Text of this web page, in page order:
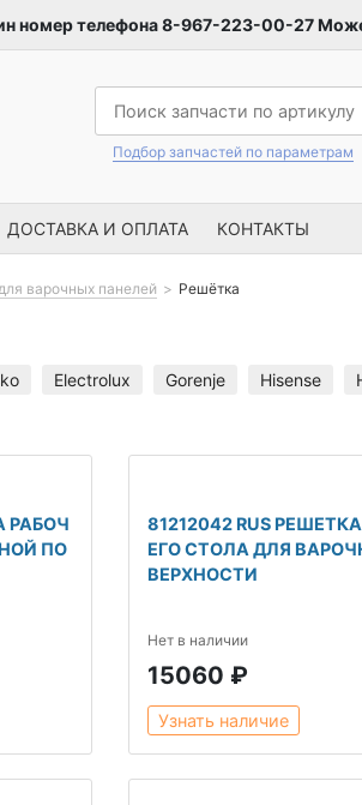
номер телефона 8-967-223-00-27
Подбор запчастей по параметрам
ДОСТАВКА И ОПЛАТА КОНТАКТЫ
варочных панелей Решётка
Electrolux Gorenje Hisense
РАБОЧ
ПО
81212042 RUS
ЕГО СТОЛА ДЛЯ
ВЕРХНОСТИ
Нет в наличии
15060 ₽
Узнать наличие